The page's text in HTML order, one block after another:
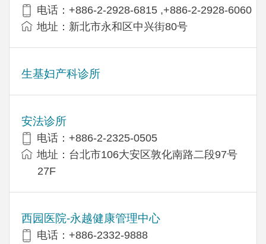
电话：+886-2-2928-6815 ,+886-2-2928-6060
地址：新北市永和区中兴街80号
生基妇产科诊所
安法诊所
电话：+886-2-2325-0505
地址：台北市106大安区敦化南路二段97号
27F
西园医院-永越健康管理中心
电话：+886-2332-9888